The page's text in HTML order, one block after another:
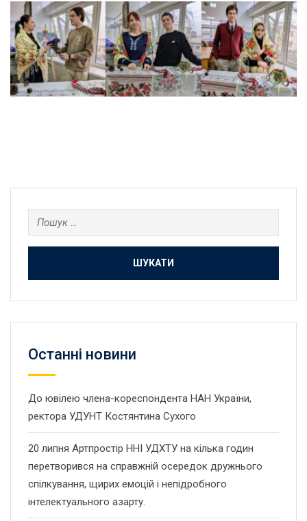
Пошук:
Останнi новини
До ювілею члена-кореспондента НАН України,
ректора УДУНТ Костянтина Сухого
20 липня Артпростір ННІ УДХТУ на кілька годин
перетворився на справжній осередок дружнього
спілкування, щирих емоцій і непідробного
інтелектуального азарту.